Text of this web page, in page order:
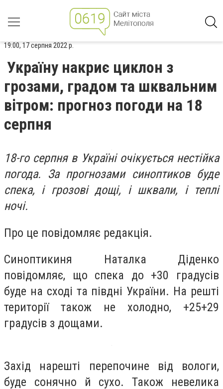
19:00, 17 серпня 2022 р.
Україну накриє циклон з
грозами, градом та шквальним
вітром: прогноз погоди на 18
серпня
18-го серпня в Україні очікується нестійка
погода. За прогнозами синоптиков буде
спека, і грозові дощі, і шквали, і теплі
ночі.
Про це повідомляє редакція.
Синоптикиня Наталка Діденко
повідомляє, що спека до +30 градусів
буде на сході та півдні України. На решті
території також не холодно, +25+29
градусів з дощами.
Захід нарешті перепочине від вологи,
буде сонячно й сухо. Також невелика